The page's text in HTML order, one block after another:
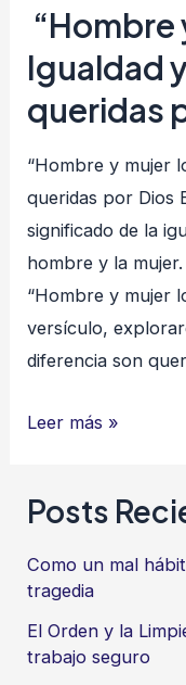
“Hombre
Igualdad
queridas
“Hombre y mujer
queridas por Dios
significado de la
hombre y la mujer.
“Hombre y mujer
versículo,
diferencia son
“Hombre
los
Igualdad
diferencia
Leer más »
Posts
Como un mal
tragedia
El Orden y la
trabajo seguro